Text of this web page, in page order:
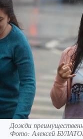
Дожди
Фото:Алексей